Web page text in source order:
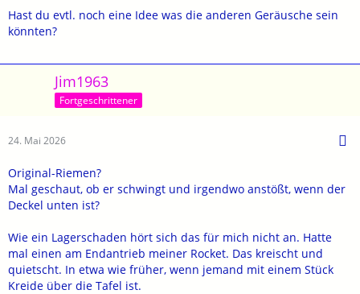
Hast du evtl. noch eine Idee was die anderen Geräusche sein
könnten?
Jim1963
Fortgeschrittener
24. Mai 2026
Original-Riemen?
Mal geschaut, ob er schwingt und irgendwo anstößt, wenn der
Deckel unten ist?
Wie ein Lagerschaden hört sich das für mich nicht an. Hatte
mal einen am Endantrieb meiner Rocket. Das kreischt und
quietscht. In etwa wie früher, wenn jemand mit einem Stück
Kreide über die Tafel ist.